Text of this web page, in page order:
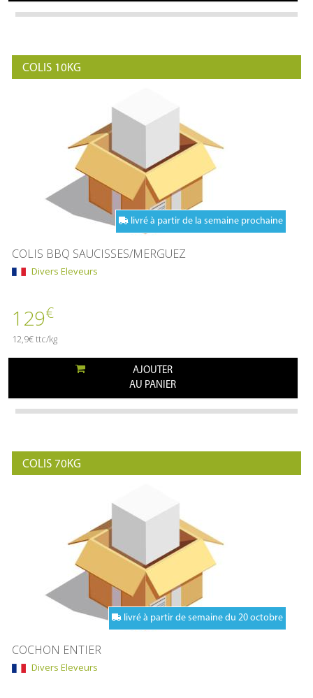
COLIS 10KG
livré à partir de la semaine prochaine
COLIS BBQ SAUCISSES/MERGUEZ
Divers Eleveurs
129€
12,9€ ttc/kg
AJOUTER
AU PANIER
COLIS 70KG
livré à partir de semaine du 20 octobre
COCHON ENTIER
Divers Eleveurs